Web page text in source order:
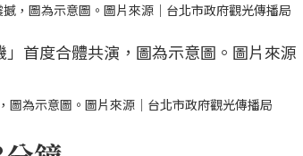
，圖為示意圖。圖片來源｜台北市政府觀光傳播局
為示意圖。圖片來源｜台北市政府觀光傳播局